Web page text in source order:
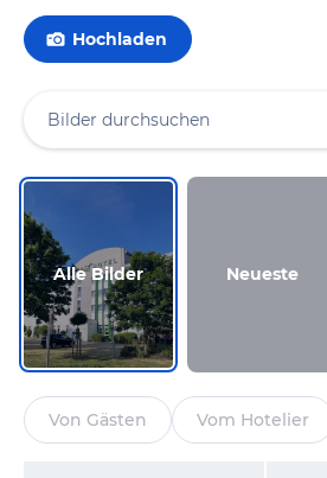
Hochladen
Alle Bilder Neueste
Von Gästen Vom Hotelier